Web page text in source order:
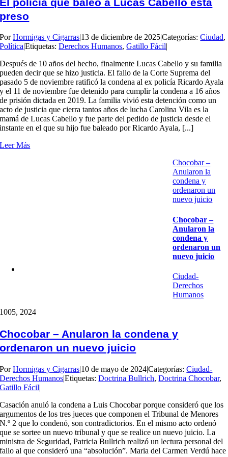
preso
PorHormigas y Cigarras|13 de diciembre de 2025|Categorías:Ciudad,
Política|Etiquetas:Derechos Humanos,Gatillo Fácil|
Después de 10 años del hecho, finalmente Lucas Cabello y su familia
pueden decir que se hizo justicia. El fallo de la Corte Suprema del
pasado 5 de noviembre ratificó la condena al ex policía Ricardo Ayala
y el 11 de noviembre fue detenido para cumplir la condena a 16 años
de prisión dictada en 2019. La familia vivió esta detención como un
acto de justicia que cierra tantos años de lucha Carolina Vila es la
mamá de Lucas Cabello y fue parte del pedido de justicia desde el
instante en el que su hijo fue baleado por Ricardo Ayala, [...]
Leer Más
Chocobar –
Anularon la
condena y
ordenaron un
nuevo juicio
Chocobar –
Anularon la
condena y
ordenaron un
nuevo juicio
Ciudad-
Derechos
Humanos
1005, 2024
Chocobar – Anularon la condena y
ordenaron un nuevo juicio
PorHormigas y Cigarras|10 de mayo de 2024|Categorías:Ciudad-
Derechos Humanos|Etiquetas:Doctrina Bullrich,Doctrina Chocobar,
Gatillo Fácil|
Casación anuló la condena a Luis Chocobar porque consideró que los
argumentos de los tres jueces que componen el Tribunal de Menores
N.º 2 que lo condenó, son contradictorios. En el mismo acto ordenó
que se sortee un nuevo tribunal y que se realice un nuevo juicio. La
ministra de Seguridad, Patricia Bullrich realizó un lectura personal del
fallo al que consideró una “absolución”. Maria del Carmen Verdú hace